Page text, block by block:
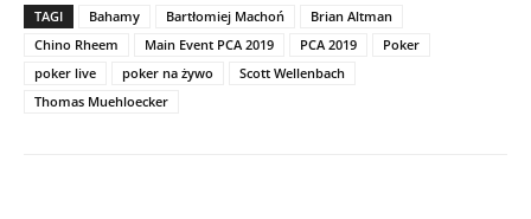
TAGI Bahamy Bartłomiej Machoń
Brian Altman
Chino Rheem
Main Event PCA 2019 PCA 2019
Poker
poker live
poker na żywo
Scott Wellenbach
Thomas Muehloecker